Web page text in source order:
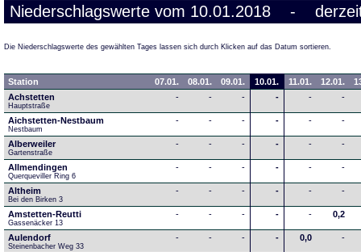
Niederschlagswerte vom 10.01.2018 -
Die Niederschlagswerte des gewählten Tages lassen sich durch Klicken auf das Datum sortieren.
Station 07.01. 08.01. 09.01. 10.01. 11.01. 12.01.
Achstetten
Hauptstraße
- - - - - -
Aichstetten-Nestbaum
Nestbaum
- - - - - -
Alberweiler
Gartenstraße
- - - - - -
Allmendingen
Querqueviller Ring 6
- - - - - -
Altheim
Bei den Birken 3
- - - - - -
Amstetten-Reutti
Gassenäcker 13
- - - - - 0,2
Aulendorf
Steinenbacher Weg 33
- - - - 0,0 -